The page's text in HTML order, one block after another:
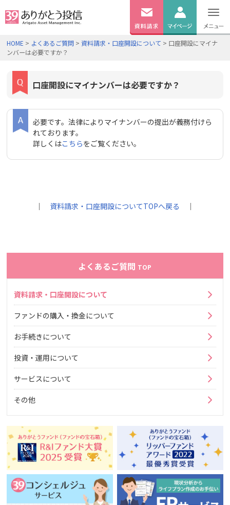
無料資料
ログイン
HOME > よくあるご質問 >資料請求・口座開設について > 口座開設にマイナ
ンバーは必要ですか？
口座開設にマイナンバーは必要ですか？
必要です。法律によりマイナンバーの提出が義務付けら
れております。
詳しくはこちらをご覧ください。
｜ 資料請求・口座開設についてTOPへ戻る ｜
よくあるご質問 TOP
資料請求・口座開設について
ファンドの購入・換金について
お手続きについて
投資・運用について
サービスについて
その他